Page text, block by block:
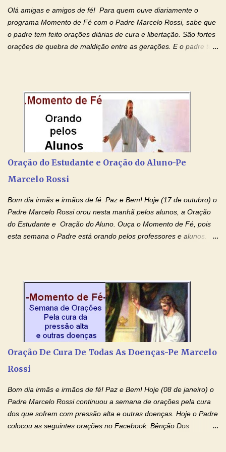
Olá amigas e amigos de fé! Para quem ouve diariamente o
programa Momento de Fé com o Padre Marcelo Rossi, sabe que
o padre tem feito orações diárias de cura e libertação. São fortes
orações de quebra de maldição entre as gerações. E o padre tem
por estas valiosas orações. Tenham um lindo fim de semana na
paz de Jesus Cristo e no amor de Maria Santíssima. Adriana-
Devoção e Fé Clique para acessar: Facebook Padre Marcelo
Rossi Site Padre Marcelo Rossi (para ouvir o Momento de Fé)
Tocai, Cura! E Restaura! "Jesus, no poder de Seu Nome, peço
gerações, através de todas as raízes da minha árvore
genealógica. Que o Sangue de Jesus, purificador e vivificante,
Oração do Estudante e Oração do Aluno-Pe
Marcelo Rossi
Bom dia irmãs e irmãos de fé. Paz e Bem! Hoje (17 de outubro) o
Padre Marcelo Rossi orou nesta manhã pelos alunos, a Oração
do Estudante e Oração do Aluno. Ouça o Momento de Fé, pois
esta semana o Padre está orando pelos professores e alunos.
intelectualmente e espiritualmente para o dia da prova. Confie no
amor Ágape de Jesus e no amor materno de Nossa Senhora.
Fique com a paz de Jesus e o amor de Maria! Adriana-Devoção e
Fé Oração do Estudante I Senhor, eu sou estudante, e por sinal,
inteligente. Prova isto é o fato de eu estar aqui, conversando com
de estudar. Mas, como o Senhor sabe, a vida de estudante nem
sempre é fácil. A rotina cansa e o aprender exige uma série de
Oração De Cura De Todas As Doenças-Pe Marcelo
Rossi
Bom dia irmãs e irmãos de fé! Paz e Bem! Hoje (08 de janeiro) o
Padre Marcelo Rossi continuou a semana de orações pela cura
dos que sofrem com pressão alta e outras doenças. Hoje o Padre
colocou as seguintes orações no Facebook: Bênção Dos